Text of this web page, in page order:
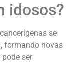
idosos?
se
formando novas
ser